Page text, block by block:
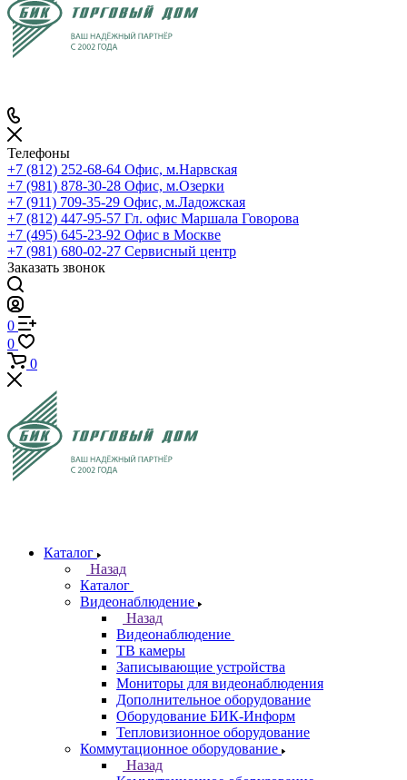
Телефоны
+7 (812) 252-68-64 Офис, м.Нарвская
+7 (981) 878-30-28 Офис, м.Озерки
+7 (911) 709-35-29 Офис, м.Ладожская
+7 (812) 447-95-57 Гл. офис Маршала Говорова
+7 (495) 645-23-92 Офис в Москве
+7 (981) 680-02-27 Сервисный центр
Заказать звонок
0
0
0
Каталог
Назад
Каталог
Видеонаблюдение
Назад
Видеонаблюдение
ТВ камеры
Записывающие устройства
Мониторы для видеонаблюдения
Дополнительное оборудование
Оборудование БИК-Информ
Тепловизионное оборудование
Коммутационное оборудование
Назад